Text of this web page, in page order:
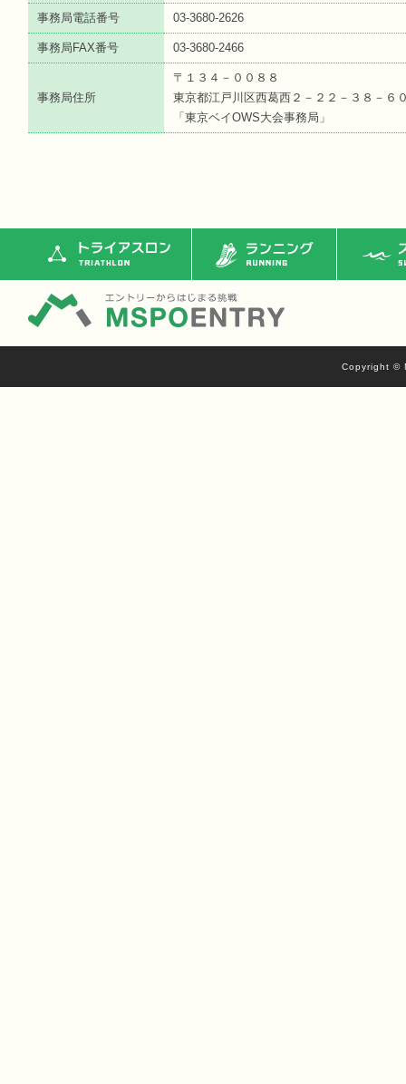
事務局電話番号 03-3680-2626
事務局FAX番号 03-3680-2466
事務局住所
〒１３４－００８８
東京都江戸川区西葛西２－２２－３８－６
「東京ベイOWS大会事務局」
トライアスロン ランニング ス
Copyright ©